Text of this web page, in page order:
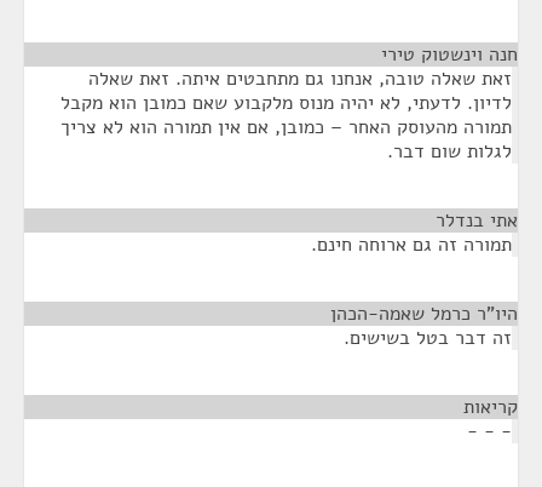
חנה וינשטוק טירי
זאת שאלה טובה, אנחנו גם מתחבטים איתה. זאת שאלה
לדיון. לדעתי, לא יהיה מנוס מלקבוע שאם כמובן הוא מקבל
תמורה מהעוסק האחר – כמובן, אם אין תמורה הוא לא צריך
לגלות שום דבר.
אתי בנדלר
תמורה זה גם ארוחה חינם.
היו"ר כרמל שאמה-הכהן
זה דבר בטל בשישים.
קריאות
- - -